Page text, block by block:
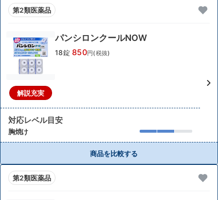
第2類医薬品
解説充実
パンシロンクールNOW
18錠 850円(税抜)
対応レベル目安
胸焼け
商品を比較する
第2類医薬品